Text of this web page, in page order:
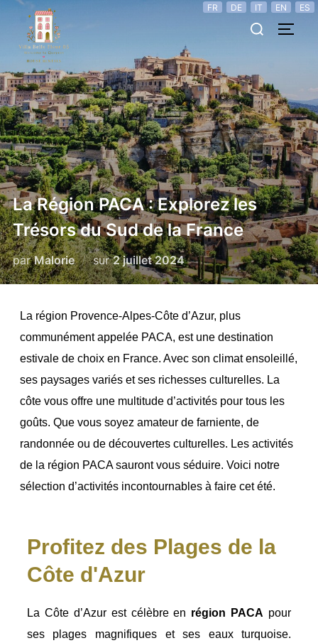
FR DE IT EN ES
La Région PACA : Explorez les
Trésors du Sud de la France
parMalorie sur2 juillet 2024
La région Provence-Alpes-Côte d’Azur, plus
communément appelée PACA, est une destination
estivale de choix en France. Avec son climat ensoleillé,
ses paysages variés et ses richesses culturelles. La
côte vous offre une multitude d’activités pour tous les
goûts. Que vous soyez amateur de farniente, de
randonnée ou de découvertes culturelles. Les activités
de la région PACA sauront vous séduire. Voici notre
sélection d’activités incontournables à faire cet été.
Profitez des Plages de la
Côte d'Azur
La Côte d’Azur est célèbre en région PACA pour
ses plages magnifiques et ses eaux turquoise.